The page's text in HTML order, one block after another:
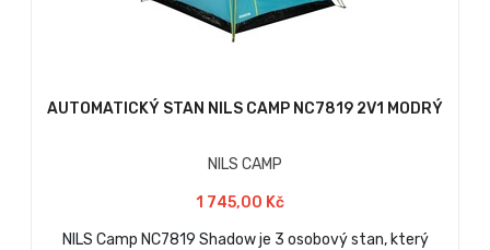
AUTOMATICKÝ STAN NILS CAMP NC7819 2V1 MODRÝ
NILS CAMP
1 745,00 Kč
NILS Camp NC7819 Shadow je 3 osobový stan, který